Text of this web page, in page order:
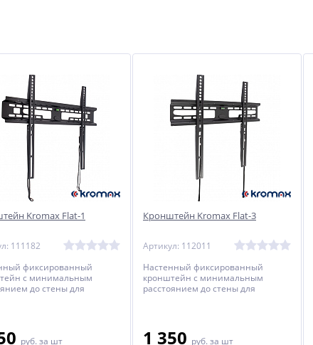
Kromax Flat-1
111182
фиксированный
с минимальным
до стены для
руб. за шт
Кронштейн Kromax Flat-3
Артикул: 112011
Настенный фиксированный
кронштейн с минимальным
расстоянием до стены для
1 350 руб. за шт